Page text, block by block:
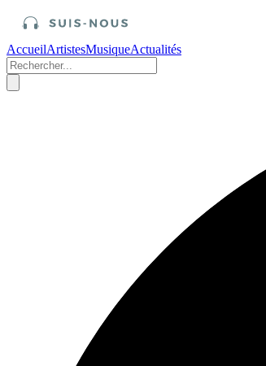
AccueilArtistesMusiqueActualités